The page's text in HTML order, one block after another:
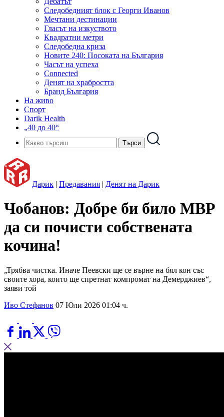
Следобедният блок с Георги Иванов
Мечтани дестинации
Гласът на изкуството
Квадратни метри
Следобедна криза
Новите 240: Посоката на България
Часът на успеха
Connected
Денят на храбростта
Бранд България
На живо
Спорт
Darik Health
„40 до 40“
Дарик | Предавания | Денят на Дарик
Чобанов: Добре би било МВР
да си почисти собствената
кочина!
„Трябва чистка. Иначе Пеевски ще се върне на бял кон със
своите хора, които ще спретнат компромат на Демерджиев“,
заяви той
Иво Стефанов 07 Юли 2026 01:04 ч.